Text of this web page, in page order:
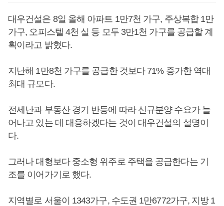
대우건설은 8일 올해 아파트 1만7천 가구, 주상복합 1만
가구, 오피스텔 4천 실 등 모두 3만1천 가구를 공급할 계
획이라고 밝혔다.
지난해 1만8천 가구를 공급한 것보다 71% 증가한 역대
최대 규모다.
전세난과 부동산 경기 반등에 따라 신규분양 수요가 늘
어나고 있는 데 대응하겠다는 것이 대우건설의 설명이
다.
그러나 대형보다 중소형 위주로 주택을 공급한다는 기
조를 이어가기로 했다.
지역별로 서울이 1343가구, 수도권 1만6772가구, 지방 1